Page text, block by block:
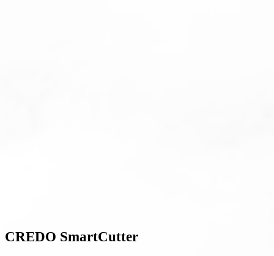
CREDO SmartCutter